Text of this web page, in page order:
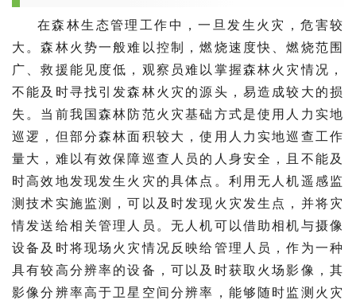
在森林生态管理工作中，一旦发生火灾，危害较
大。森林火势一般难以控制，燃烧速度快、燃烧范围
广、救援能见度低，观察员难以掌握森林火灾情况，
不能及时寻找引发森林火灾的源头，易造成较大的损
失。当前我国森林防范火灾基础方式是使用人力实地
巡逻，但部分森林面积较大，使用人力实地巡查工作
量大，难以有效保障巡查人员的人身安全，且不能及
时高效地发现发生火灾的具体点。利用无人机遥感监
测技术实施监测，可以及时发现火灾发生点，并将灾
情发送给相关管理人员。无人机可以借助相机与摄像
设备及时将现场火灾情况反映给管理人员，作为一种
具有较高分辨率的设备，可以及时获取火场影像，其
影像分辨率高于卫星空间分辨率，能够随时监测火灾